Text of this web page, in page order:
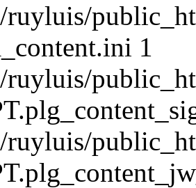
ruyluis/
1
ruyluis/
ruyluis/